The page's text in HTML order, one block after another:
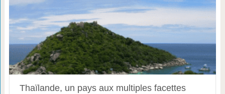
Thaïlande, un pays aux multiples facettes